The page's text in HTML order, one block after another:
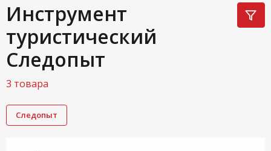
Инструмент
туристический
Следопыт
3 товара
Следопыт